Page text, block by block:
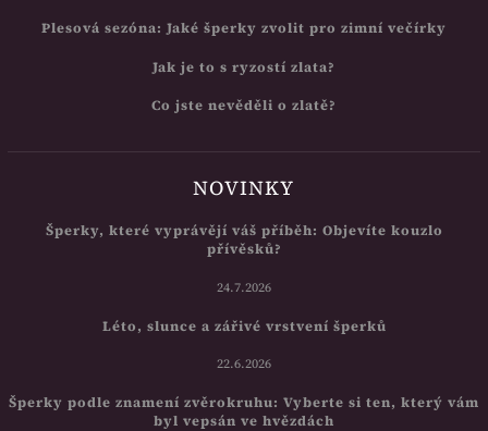
Plesová sezóna: Jaké šperky zvolit pro zimní večírky
Jak je to s ryzostí zlata?
Co jste nevěděli o zlatě?
NOVINKY
Šperky, které vyprávějí váš příběh: Objevíte kouzlo
přívěsků?
24.7.2026
Léto, slunce a zářivé vrstvení šperků
22.6.2026
Šperky podle znamení zvěrokruhu: Vyberte si ten, který vám
byl vepsán ve hvězdách